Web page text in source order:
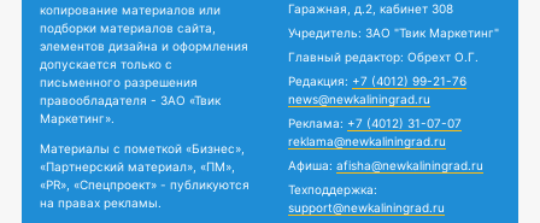
копирование материалов или
подборки материалов сайта,
элементов дизайна и оформления
допускается только с
письменного разрешения
правообладателя - ЗАО «Твик
Маркетинг».
Материалы с пометкой «Бизнес»,
«Партнерский материал», «ПМ»,
«PR», «Спецпроект» - публикуются
на правах рекламы.
Гаражная, д.2, кабинет 308
Учредитель: ЗАО "Твик Маркетинг"
Главный редактор: Обрехт О.Г.
Редакция: +7 (4012) 99-21-76
news@newkaliningrad.ru
Реклама: +7 (4012) 31-07-07
reklama@newkaliningrad.ru
Афиша: afisha@newkaliningrad.ru
Техподдержка:
support@newkaliningrad.ru